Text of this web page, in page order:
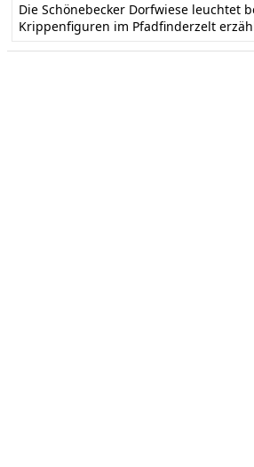
Die Schönebecker Dorfwiese leuchtet
Krippenfiguren im Pfadfinderzelt